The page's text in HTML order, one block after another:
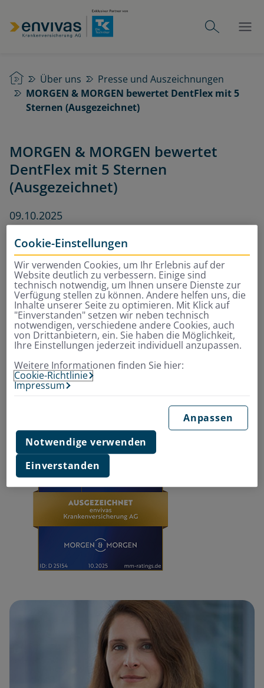
StartseiteÜber uns
Presse und Auszeichnungen
MORGEN & MORGEN bewertet DentFlex mit 5
Sternen (Ausgezeichnet)
MORGEN & MORGEN bewertet
DentFlex mit 5 Sternen
(Ausgezeichnet)
09.10.2025
Seit über 30 Jahren stehen MORGEN & MORGEN
Ratings für neutrale und präzise Bewertungen von
Versicherungsunternehmen und ihren Tarifen. Die
Ratings bieten Transparenz und unterstützen bei der
Entscheidung für das passende Angebot. Die
Bewertungsskala reicht von 1 bis 5 Sternen.
Im aktuellen Rating der Zahnzusatzversicherungen
erhielt die Envivas für ihren Tarif DentFlex 5 Sterne –
das Urteil: „Ausgezeichnet“, die bestmögliche
Bewertung.
Mehr Informationen finden Interessierte unter
folgendem Link:https://morgenundmorgen.com/
Cookie-Einstellungen
Wir verwenden Cookies, um Ihr Erlebnis auf der
Website deutlich zu verbessern. Einige sind
technisch notwendig, um Ihnen unsere Dienste zur
Verfügung stellen zu können. Andere helfen uns, die
Inhalte unserer Seite zu optimieren. Mit Klick auf
"Einverstanden" setzen wir neben technisch
notwendigen, verschiedene andere Cookies, auch
von Drittanbietern, ein. Sie haben die Möglichkeit,
Ihre Einstellungen jederzeit individuell anzupassen.
Weitere Informationen finden Sie hier:
Cookie-Richtlinie
Impressum
Anpassen
Notwendige verwenden
Einverstanden